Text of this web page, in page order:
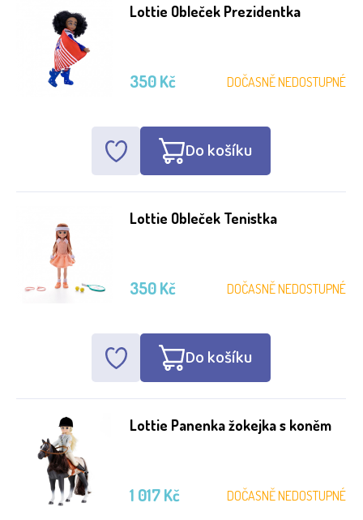
Lottie Obleček Prezidentka
DOČASNĚ NEDOSTUPNÉ
350 Kč
Do košíku
Lottie Obleček Tenistka
DOČASNĚ NEDOSTUPNÉ
350 Kč
Do košíku
Lottie Panenka žokejka s koněm
DOČASNĚ NEDOSTUPNÉ
1 017 Kč